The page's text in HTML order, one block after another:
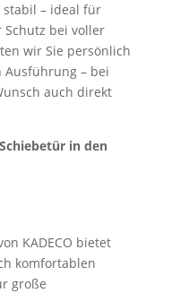
stabil – ideal für
bei voller
wir Sie persönlich
Ausführung – bei
auch direkt
in den
KADECO bietet
komfortablen
große